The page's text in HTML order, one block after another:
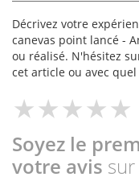
Décrivez votre
canevas point lancé -
ou réalisé. N'hésitez
cet article ou avec
Soyez le
votre avis